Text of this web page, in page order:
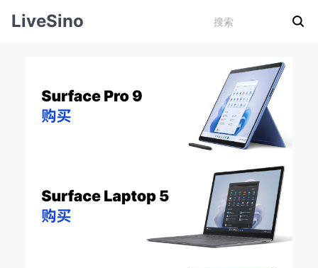
LiveSino